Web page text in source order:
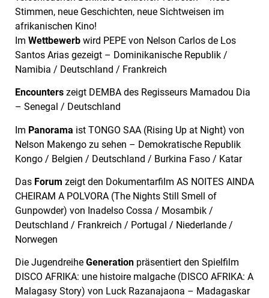
Stimmen, neue Geschichten, neue Sichtweisen im
afrikanischen Kino!
Im Wettbewerb wird PEPE von Nelson Carlos de Los
Santos Arias gezeigt – Dominikanische Republik /
Namibia / Deutschland / Frankreich
Encounters zeigt DEMBA des Regisseurs Mamadou Dia
– Senegal / Deutschland
Im Panorama ist TONGO SAA (Rising Up at Night) von
Nelson Makengo zu sehen – Demokratische Republik
Kongo / Belgien / Deutschland / Burkina Faso / Katar
Das Forum zeigt den Dokumentarfilm AS NOITES AINDA
CHEIRAM A POLVORA (The Nights Still Smell of
Gunpowder) von Inadelso Cossa / Mosambik /
Deutschland / Frankreich / Portugal / Niederlande /
Norwegen
Die Jugendreihe Generation präsentiert den Spielfilm
DISCO AFRIKA: une histoire malgache (DISCO AFRIKA: A
Malagasy Story) von Luck Razanajaona – Madagaskar